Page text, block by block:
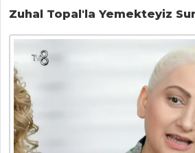
Ustasından
tırnak pide tarifi
(California Roll)
Masterchef Tüm
Zuhal Topal'la Yemekteyiz